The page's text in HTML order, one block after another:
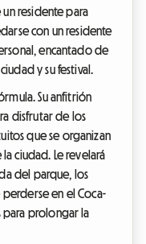
residente para
con un residente
encantado de
y su festival.
Su anfitrión
disfrutar de los
que se organizan
ciudad. Le revelará
del parque, los
en el Coca-
para prolongar la